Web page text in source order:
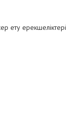
ету ерекшеліктері